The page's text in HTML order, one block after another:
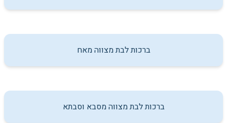
ברכות לבת מצווה מאח
ברכות לבת מצווה מסבא וסבתא